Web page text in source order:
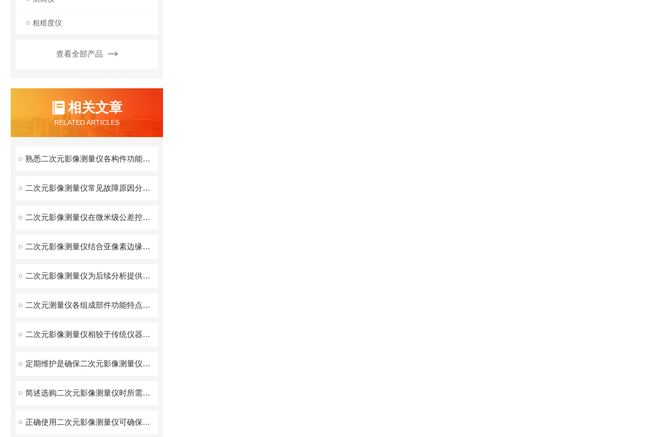
粗糙度仪
查看全部产品
相关文章
RELATED ARTICLES
熟悉二次元影像测量仪各构件功能特性有效提升工件检测的准确性
二次元影像测量仪常见故障原因分析与排除方法
二次元影像测量仪在微米级公差控制中发挥重要作用
二次元影像测量仪结合亚像素边缘识别算法与高精度光栅尺
二次元影像测量仪为后续分析提供高质量原始数据
二次元测量仪各组成部件功能特点的详细介绍
二次元影像测量仪相较于传统仪器展现出的优势介绍
定期维护是确保二次元影像测量仪准确性和稳定性的关键
简述选购二次元影像测量仪时所需要考虑的因素
正确使用二次元影像测量仪可确保测量结果的准确性